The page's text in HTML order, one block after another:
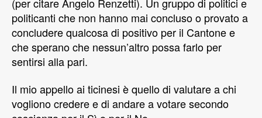
politicanti che non hanno mai concluso o provato a
concludere qualcosa di positivo per il Cantone e
che sperano che nessun’altro possa farlo per
sentirsi alla pari.
Il mio appello ai ticinesi è quello di valutare a chi
vogliono credere e di andare a votare secondo